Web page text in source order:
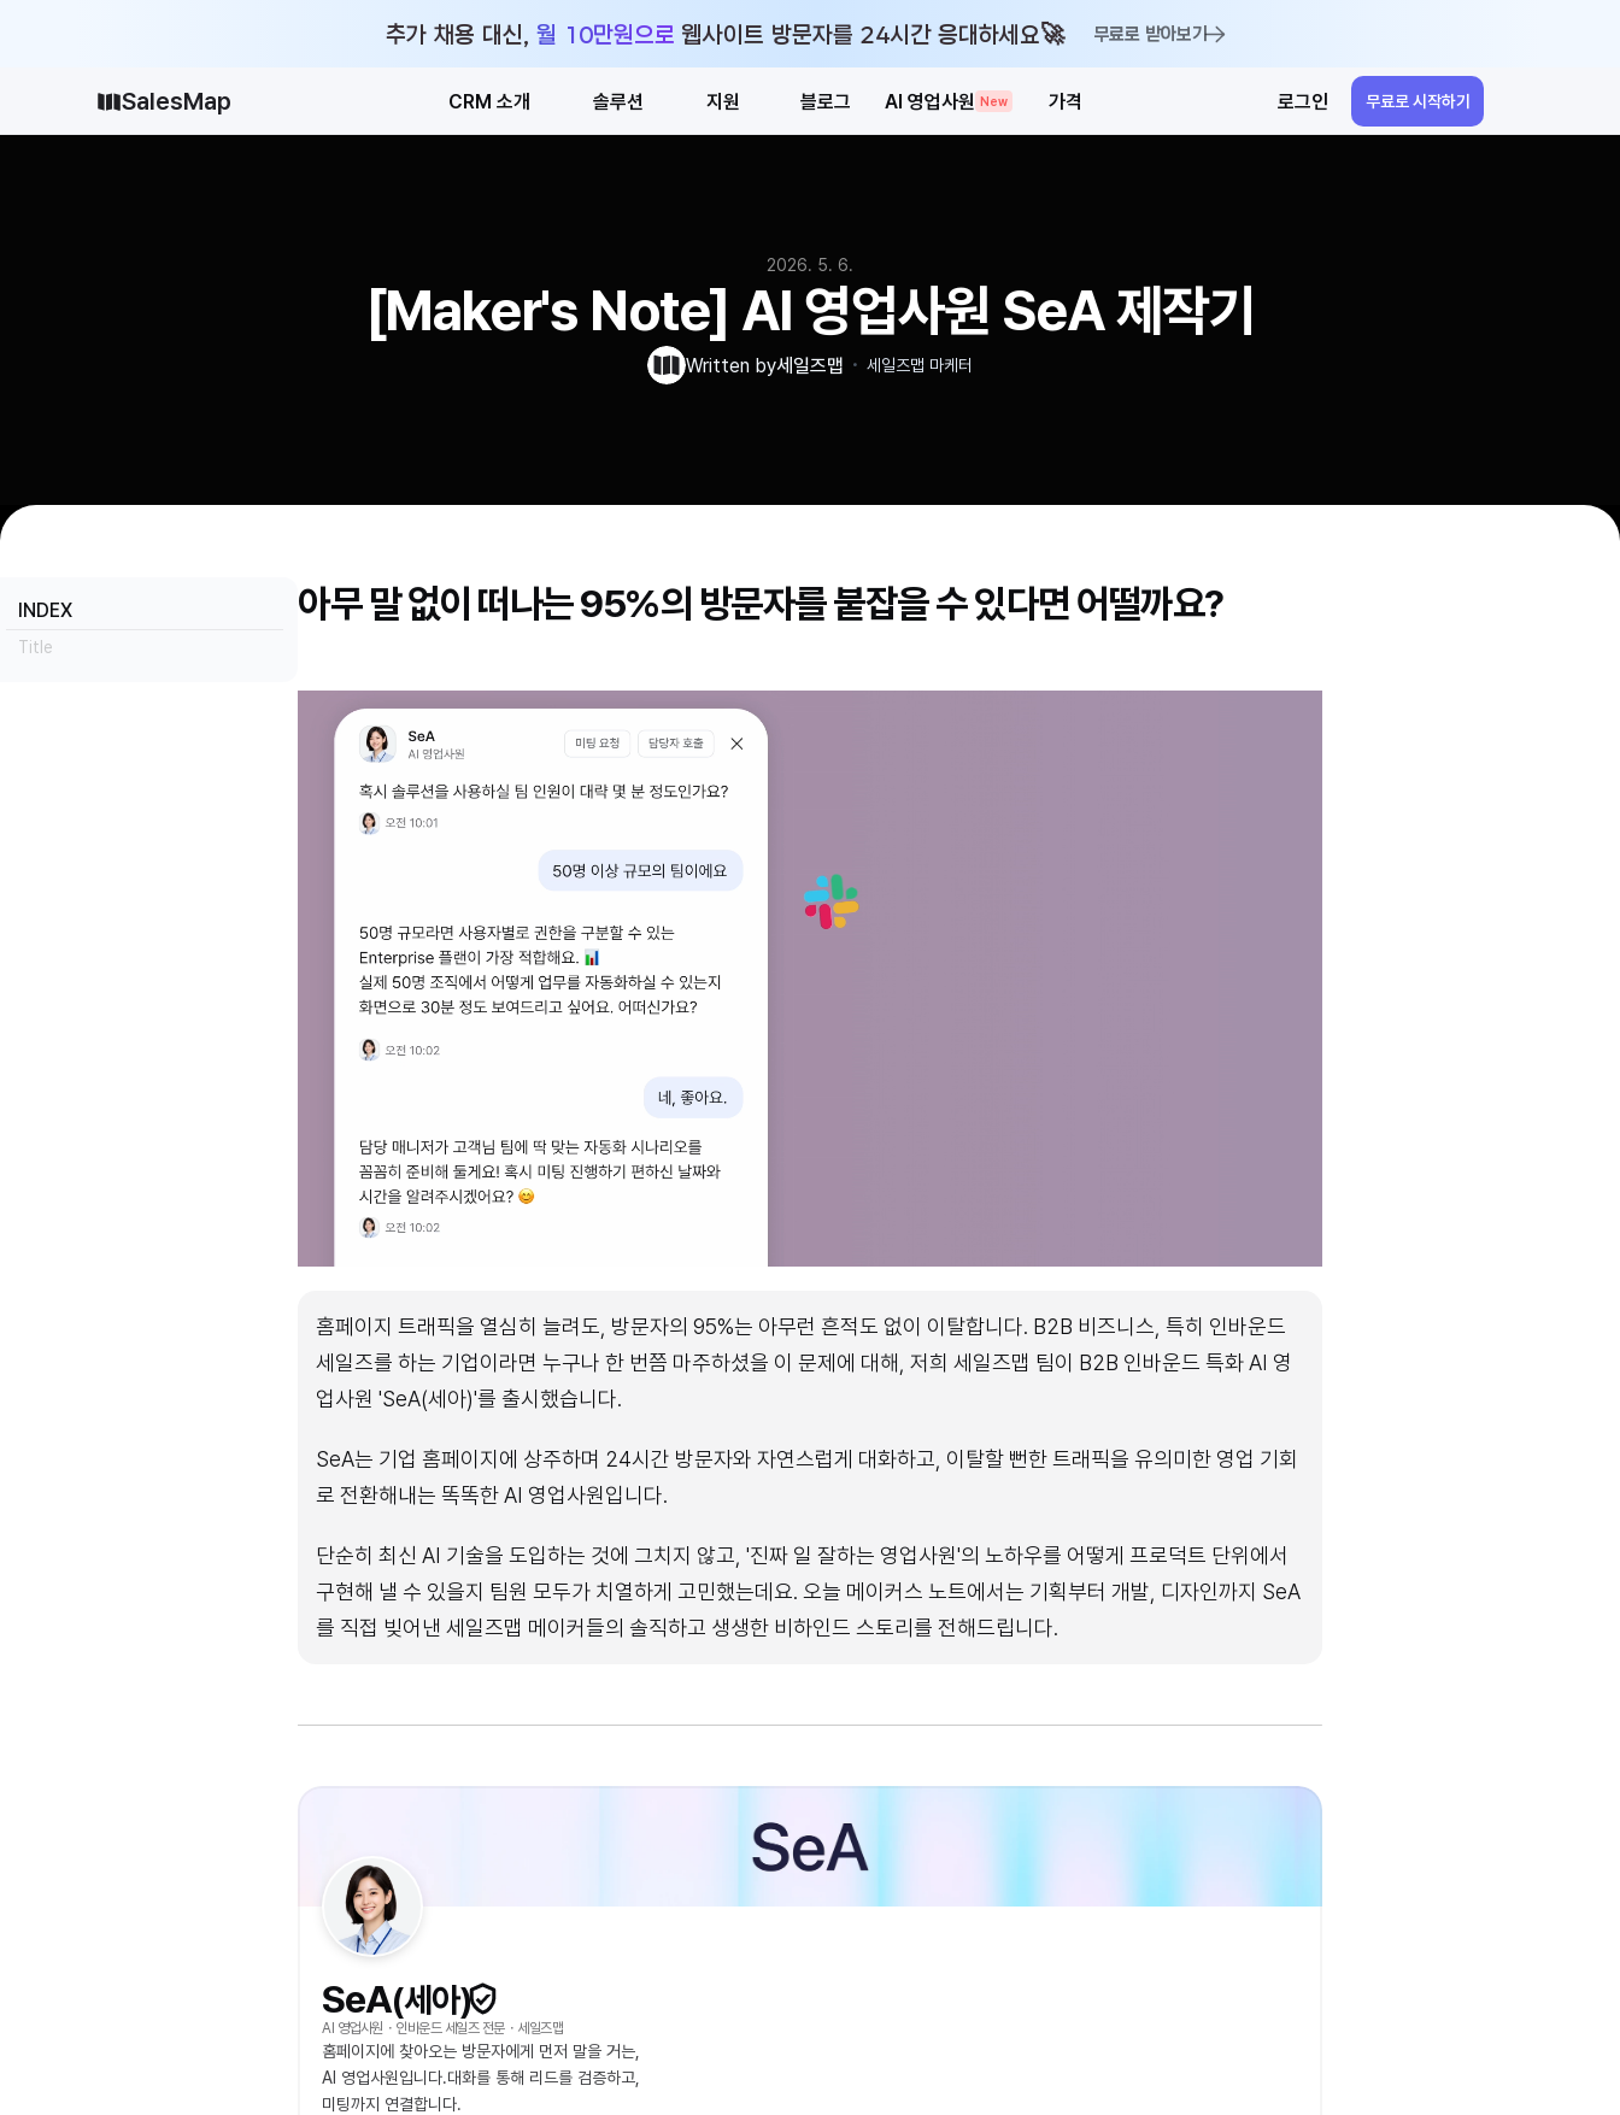
추가 채용 대신, 월 10만원으로 웹사이트 방문자를 24시간 응대하세요🚀 무료로 받아보기
SalesMap CRM 소개 솔루션 지원 블로그 AI 영업사원 New 가격 로그인 무료로 시작하기
2026. 5. 6.
[Maker's Note] AI 영업사원 SeA 제작기
Written by세일즈맵 ・ 세일즈맵 마케터
INDEX
Title
아무 말 없이 떠나는 95%의 방문자를 붙잡을 수 있다면 어떨까요?
홈페이지 트래픽을 열심히 늘려도, 방문자의 95%는 아무런 흔적도 없이 이탈합니다. B2B 비즈니스, 특히 인바운드
세일즈를 하는 기업이라면 누구나 한 번쯤 마주하셨을 이 문제에 대해, 저희 세일즈맵 팀이 B2B 인바운드 특화 AI 영
업사원 'SeA(세아)'를 출시했습니다.
SeA는 기업 홈페이지에 상주하며 24시간 방문자와 자연스럽게 대화하고, 이탈할 뻔한 트래픽을 유의미한 영업 기회
로 전환해내는 똑똑한 AI 영업사원입니다.
단순히 최신 AI 기술을 도입하는 것에 그치지 않고, '진짜 일 잘하는 영업사원'의 노하우를 어떻게 프로덕트 단위에서
구현해 낼 수 있을지 팀원 모두가 치열하게 고민했는데요. 오늘 메이커스 노트에서는 기획부터 개발, 디자인까지 SeA
를 직접 빚어낸 세일즈맵 메이커들의 솔직하고 생생한 비하인드 스토리를 전해드립니다.
SeA(세아)
AI 영업사원・인바운드 세일즈 전문・세일즈맵
홈페이지에 찾아오는 방문자에게 먼저 말을 거는,
AI 영업사원입니다.대화를 통해 리드를 검증하고,
미팅까지 연결합니다.